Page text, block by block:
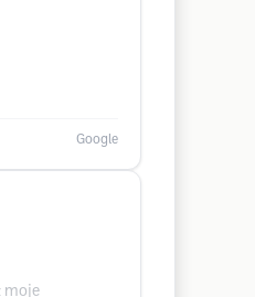
Google
moje